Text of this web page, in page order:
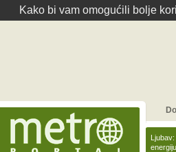
Kako bi vam omogućili bolje